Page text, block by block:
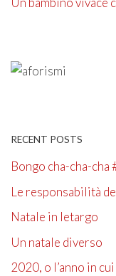
RECENT POSTS
Bongo cha-cha-cha
Le responsabilità
Natale in letargo
Un natale diverso
2020, o l’anno in